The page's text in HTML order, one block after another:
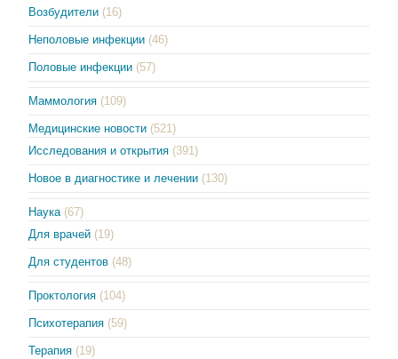
Возбудители (16)
Неполовые инфекции (46)
Половые инфекции (57)
Маммология (109)
Медицинские новости (521)
Исследования и открытия (391)
Новое в диагностике и лечении (130)
Наука (67)
Для врачей (19)
Для студентов (48)
Проктология (104)
Психотерапия (59)
Терапия (19)